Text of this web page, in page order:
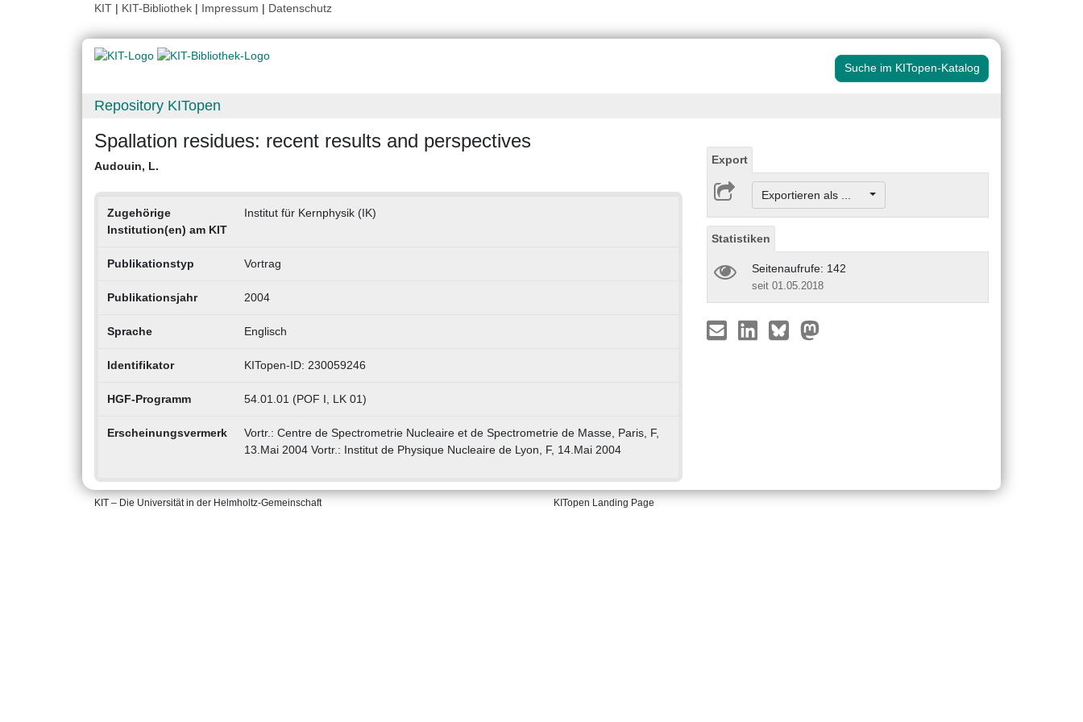
KIT | KIT-Bibliothek | Impressum | Datenschutz
Suche im KITopen-Katalog
Repository KITopen
Spallation residues: recent results and perspectives
Audouin, L.
Zugehörige
Institution(en) am KIT
Institut für Kernphysik (IK)
Publikationstyp Vortrag
Publikationsjahr 2004
Sprache Englisch
Identifikator KITopen-ID: 230059246
HGF-Programm 54.01.01 (POF I, LK 01)
Erscheinungsvermerk
Vortr.: Centre de Spectrometrie Nucleaire et de Spectrometrie de Masse, Paris, F,
13.Mai 2004 Vortr.: Institut de Physique Nucleaire de Lyon, F, 14.Mai 2004
Export
Exportieren als ...
Statistiken
Seitenaufrufe: 142
seit 01.05.2018
KIT – Die Universität in der Helmholtz-Gemeinschaft KITopen Landing Page